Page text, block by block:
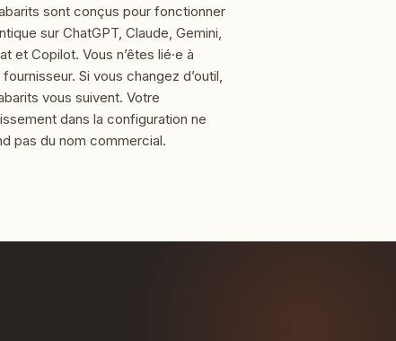
sont conçus pour fonctionner
sur ChatGPT, Claude, Gemini,
et Copilot. Vous n’êtes lié·e à
Si vous changez d’outil,
vous suivent. Votre
dans la configuration ne
pas du nom commercial.